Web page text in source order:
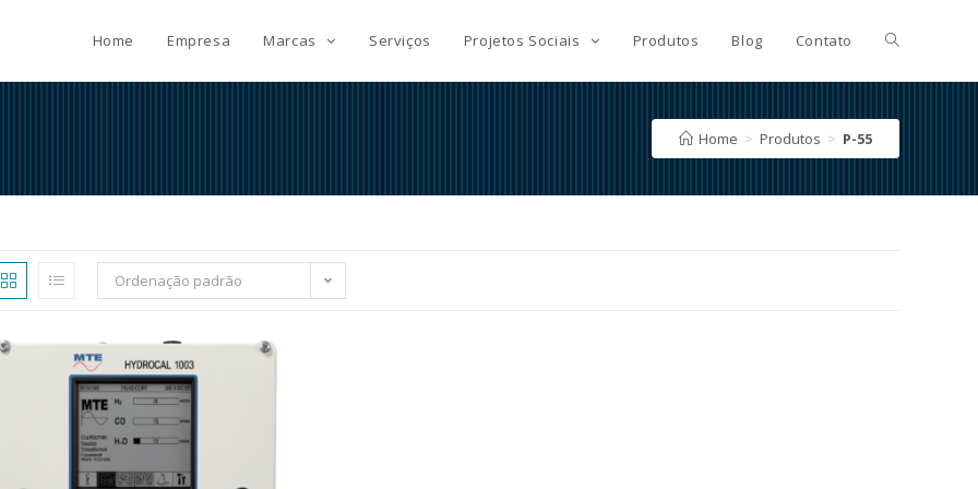
Home Empresa Marcas Serviços Projetos Sociais Produtos Blog Contato
Home > Produtos > P-55
Ordenação padrão